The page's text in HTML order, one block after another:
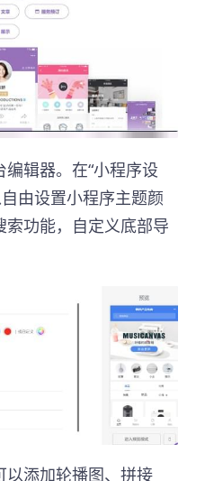
辑器。在“小程序设
由设置小程序主题颜
功能，自定义底部导
以添加轮播图、拼接